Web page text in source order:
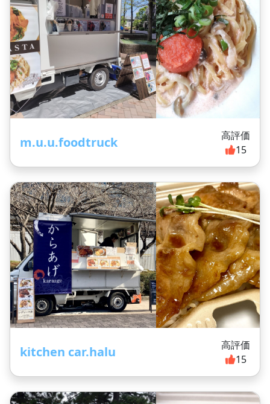
m.u.u.foodtruck
高評価
15
kitchen car.halu
高評価
15